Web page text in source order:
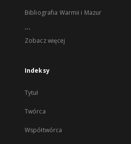
Bibliografia Warmii i Mazur
...
Zobacz więcej
Indeksy
Tytuł
Twórca
Współtwórca